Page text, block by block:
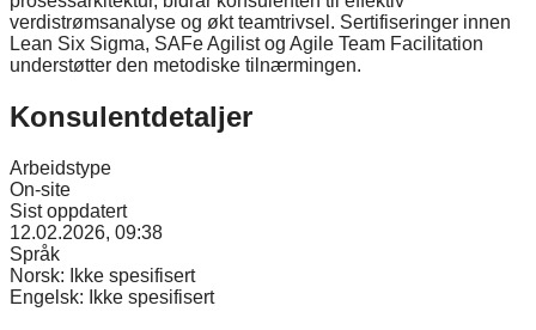
verdistrømsanalyse og økt teamtrivsel. Sertifiseringer innen
Lean Six Sigma, SAFe Agilist og Agile Team Facilitation
understøtter den metodiske tilnærmingen.
Konsulentdetaljer
Arbeidstype
On-site
Sist oppdatert
12.02.2026, 09:38
Språk
Norsk:
Ikke spesifisert
Engelsk:
Ikke spesifisert